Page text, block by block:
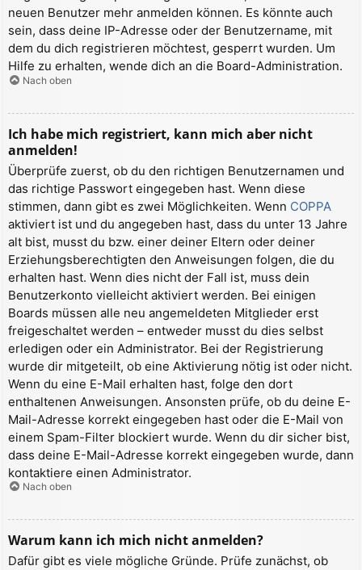
neuen Benutzer mehr anmelden können. Es könnte auch
sein, dass deine IP-Adresse oder der Benutzername, mit
dem du dich registrieren möchtest, gesperrt wurden. Um
Hilfe zu erhalten, wende dich an die Board-Administration.
Nach oben
Ich habe mich registriert, kann mich aber nicht
anmelden!
Überprüfe zuerst, ob du den richtigen Benutzernamen und
das richtige Passwort eingegeben hast. Wenn diese
stimmen, dann gibt es zwei Möglichkeiten. Wenn COPPA
aktiviert ist und du angegeben hast, dass du unter 13 Jahre
alt bist, musst du bzw. einer deiner Eltern oder deiner
Erziehungsberechtigten den Anweisungen folgen, die du
erhalten hast. Wenn dies nicht der Fall ist, muss dein
Benutzerkonto vielleicht aktiviert werden. Bei einigen
Boards müssen alle neu angemeldeten Mitglieder erst
freigeschaltet werden – entweder musst du dies selbst
erledigen oder ein Administrator. Bei der Registrierung
wurde dir mitgeteilt, ob eine Aktivierung nötig ist oder nicht.
Wenn du eine E-Mail erhalten hast, folge den dort
enthaltenen Anweisungen. Ansonsten prüfe, ob du deine E-
Mail-Adresse korrekt eingegeben hast oder die E-Mail von
einem Spam-Filter blockiert wurde. Wenn du dir sicher bist,
dass deine E-Mail-Adresse korrekt eingegeben wurde, dann
kontaktiere einen Administrator.
Nach oben
Warum kann ich mich nicht anmelden?
Dafür gibt es viele mögliche Gründe. Prüfe zunächst, ob